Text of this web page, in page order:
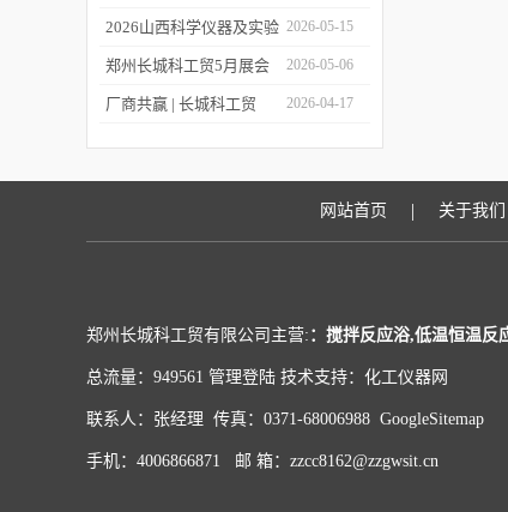
中国展（CPHI China
2026）!
品质实验室设备亮相
CISILE 2026
2026山西科学仪器及实验
室装备展览会今日开幕！
2026-05-15
郑州长城科工贸5月展会
行程抢先看！
2026-05-06
厂商共赢 | 长城科工贸
拌浴优惠活动正式开启！
2026-04-17
网站首页 | 关于我们
郑州长城科工贸有限公司主营: ：搅拌反应浴,低温恒温反
总流量：949561 管理登陆 技术支持： 化工仪器网
联系人：张经理 传真：0371-68006988 GoogleSitemap
手机：4006866871 邮 箱：zzcc8162@zzgwsit.cn